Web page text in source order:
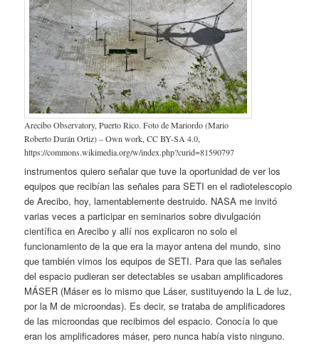
Arecibo Observatory, Puerto Rico. Foto de Mariordo (Mario
Roberto Durán Ortiz) – Own work, CC BY-SA 4.0,
https://commons.wikimedia.org/w/index.php?curid=81590797
instrumentos quiero señalar que tuve la oportunidad de ver los
equipos que recibían las señales para SETI en el radiotelescopio
de Arecibo, hoy, lamentablemente destruido. NASA me invitó
varias veces a participar en seminarios sobre divulgación
científica en Arecibo y allí nos explicaron no solo el
funcionamiento de la que era la mayor antena del mundo, sino
que también vimos los equipos de SETI. Para que las señales
del espacio pudieran ser detectables se usaban amplificadores
MÁSER (Máser es lo mismo que Láser, sustituyendo la L de luz,
por la M de microondas). Es decir, se trataba de amplificadores
de las microondas que recibimos del espacio. Conocía lo que
eran los amplificadores máser, pero nunca había visto ninguno.